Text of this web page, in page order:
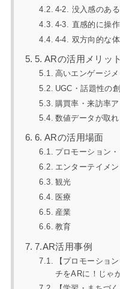
4-2. 没入感のあ
4-3. 直感的に操
4-4. 双方向的な
5. ARの活用メリット
高いエンゲージメ
UGC・話題性の
購買率・来訪率
数値データが取
6. ARの活用場面
プロモーション
エンターテイメン
観光
医療
産業
教育
7.AR活用事例
【プロモーショ
チをARに！じゃ